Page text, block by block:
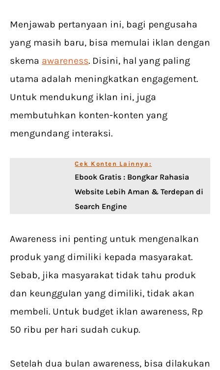
Menjawab pertanyaan ini, bagi pengusaha
yang masih baru, bisa memulai iklan dengan
skema awareness. Disini, hal yang paling
utama adalah meningkatkan engagement.
Untuk mendukung iklan ini, juga
membutuhkan konten-konten yang
mengundang interaksi.
Cek Konten Lainnya:
Ebook Gratis : Bongkar Rahasia
Website Lebih Aman & Terdepan di
Search Engine
Awareness ini penting untuk mengenalkan
produk yang dimiliki kepada masyarakat.
Sebab, jika masyarakat tidak tahu produk
dan keunggulan yang dimiliki, tidak akan
membeli. Untuk budget iklan awareness, Rp
50 ribu per hari sudah cukup.
Setelah dua bulan awareness, bisa dilakukan